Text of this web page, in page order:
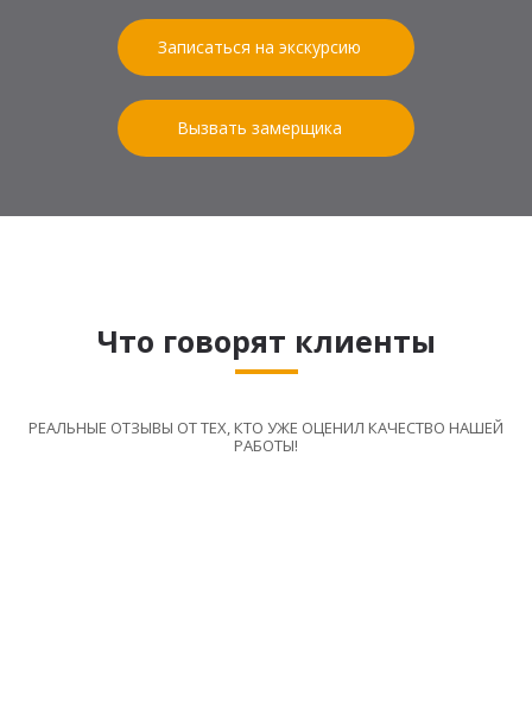
Записаться на экскурсию
Вызвать замерщика
Что говорят клиенты
РЕАЛЬНЫЕ ОТЗЫВЫ ОТ ТЕХ, КТО УЖЕ ОЦЕНИЛ КАЧЕСТВО НАШЕЙ
РАБОТЫ!